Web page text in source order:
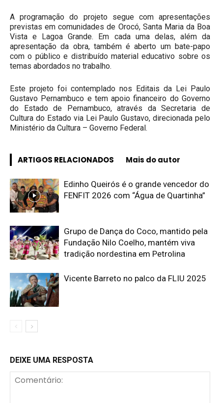
A programação do projeto segue com apresentações
previstas em comunidades de Orocó, Santa Maria da Boa
Vista e Lagoa Grande. Em cada uma delas, além da
apresentação da obra, também é aberto um bate-papo
com o público e distribuído material educativo sobre os
temas abordados no trabalho.
Este projeto foi contemplado nos Editais da Lei Paulo
Gustavo Pernambuco e tem apoio financeiro do Governo
do Estado de Pernambuco, através da Secretaria de
Cultura do Estado via Lei Paulo Gustavo, direcionada pelo
Ministério da Cultura – Governo Federal.
ARTIGOS RELACIONADOS Mais do autor
Edinho Queirós é o grande vencedor do
FENFIT 2026 com “Água de Quartinha”
Grupo de Dança do Coco, mantido pela
Fundação Nilo Coelho, mantém viva
tradição nordestina em Petrolina
Vicente Barreto no palco da FLIU 2025
DEIXE UMA RESPOSTA